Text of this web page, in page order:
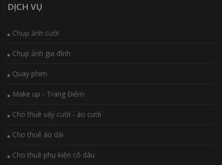
DỊCH VỤ
Chụp ảnh cưới
Chụp ảnh gia đình
Quay phim
Make up - Trang Điểm
Cho thuê váy cưới - áo cưới
Cho thuê áo dài
Cho thuê phụ kiện cô dâu